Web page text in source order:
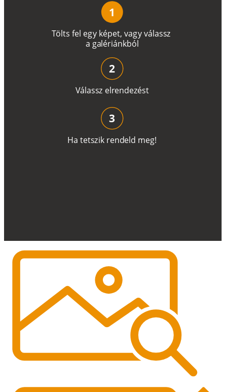
Tölts fel egy képet, vagyválassz
a galériánkból
1
Válassz elrendezést
2
Ha tetszik rendeld meg!
3